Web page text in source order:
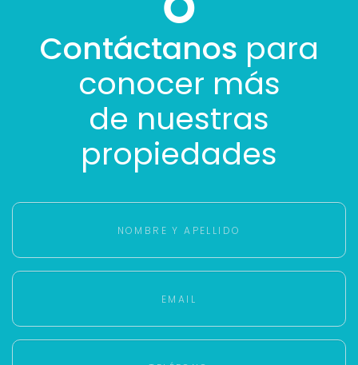
Contáctanos para
conocer más
de nuestras
propiedades